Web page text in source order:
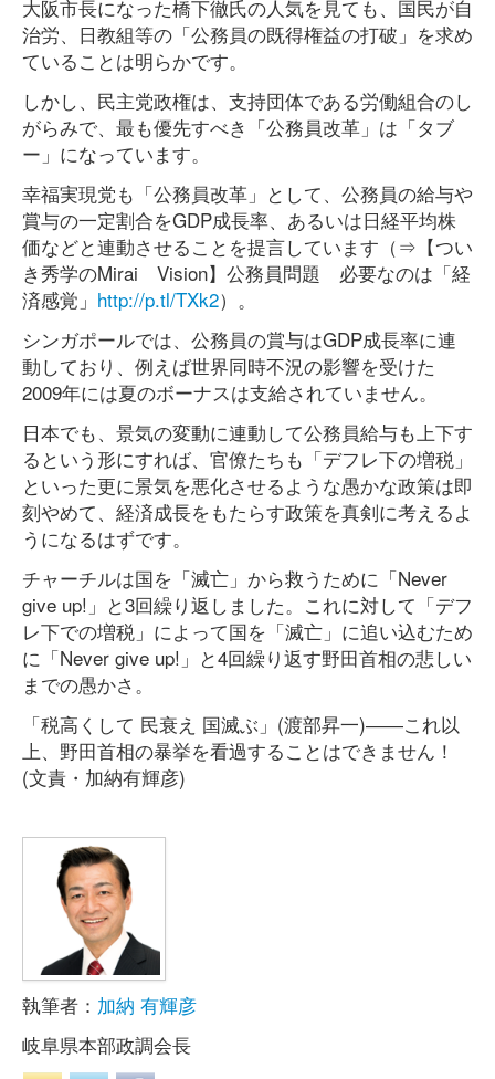
大阪市長になった橋下徹氏の人気を見ても、国民が自
治労、日教組等の「公務員の既得権益の打破」を求め
ていることは明らかです。
しかし、民主党政権は、支持団体である労働組合のし
がらみで、最も優先すべき「公務員改革」は「タブ
ー」になっています。
幸福実現党も「公務員改革」として、公務員の給与や
賞与の一定割合をGDP成長率、あるいは日経平均株
価などと連動させることを提言しています（⇒【つい
き秀学のMirai Vision】公務員問題 必要なのは「経
済感覚」 http://p.tl/TXk2）。
シンガポールでは、公務員の賞与はGDP成長率に連
動しており、例えば世界同時不況の影響を受けた
2009年には夏のボーナスは支給されていません。
日本でも、景気の変動に連動して公務員給与も上下す
るという形にすれば、官僚たちも「デフレ下の増税」
といった更に景気を悪化させるような愚かな政策は即
刻やめて、経済成長をもたらす政策を真剣に考えるよ
うになるはずです。
チャーチルは国を「滅亡」から救うために「Never
give up!」と3回繰り返しました。これに対して「デフ
レ下での増税」によって国を「滅亡」に追い込むため
に「Never give up!」と4回繰り返す野田首相の悲しい
までの愚かさ。
「税高くして 民衰え 国滅ぶ」(渡部昇一)――これ以
上、野田首相の暴挙を看過することはできません！
(文責・加納有輝彦)
執筆者： 加納 有輝彦
岐阜県本部政調会長